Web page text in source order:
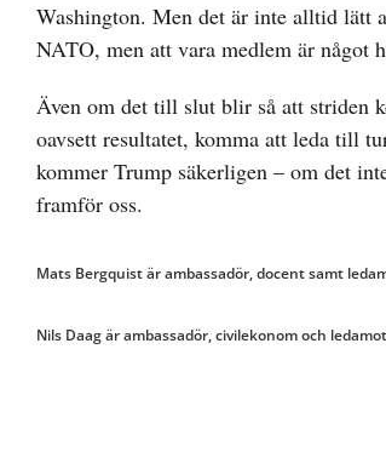
Washington. Men det är inte alltid lätt
NATO, men att vara medlem är något
Även om det till slut blir så att striden
oavsett resultatet, komma att leda till
kommer Trump säkerligen – om det
framför oss.
Mats Bergquist är ambassadör, docent samt
Nils Daag är ambassadör, civilekonom och